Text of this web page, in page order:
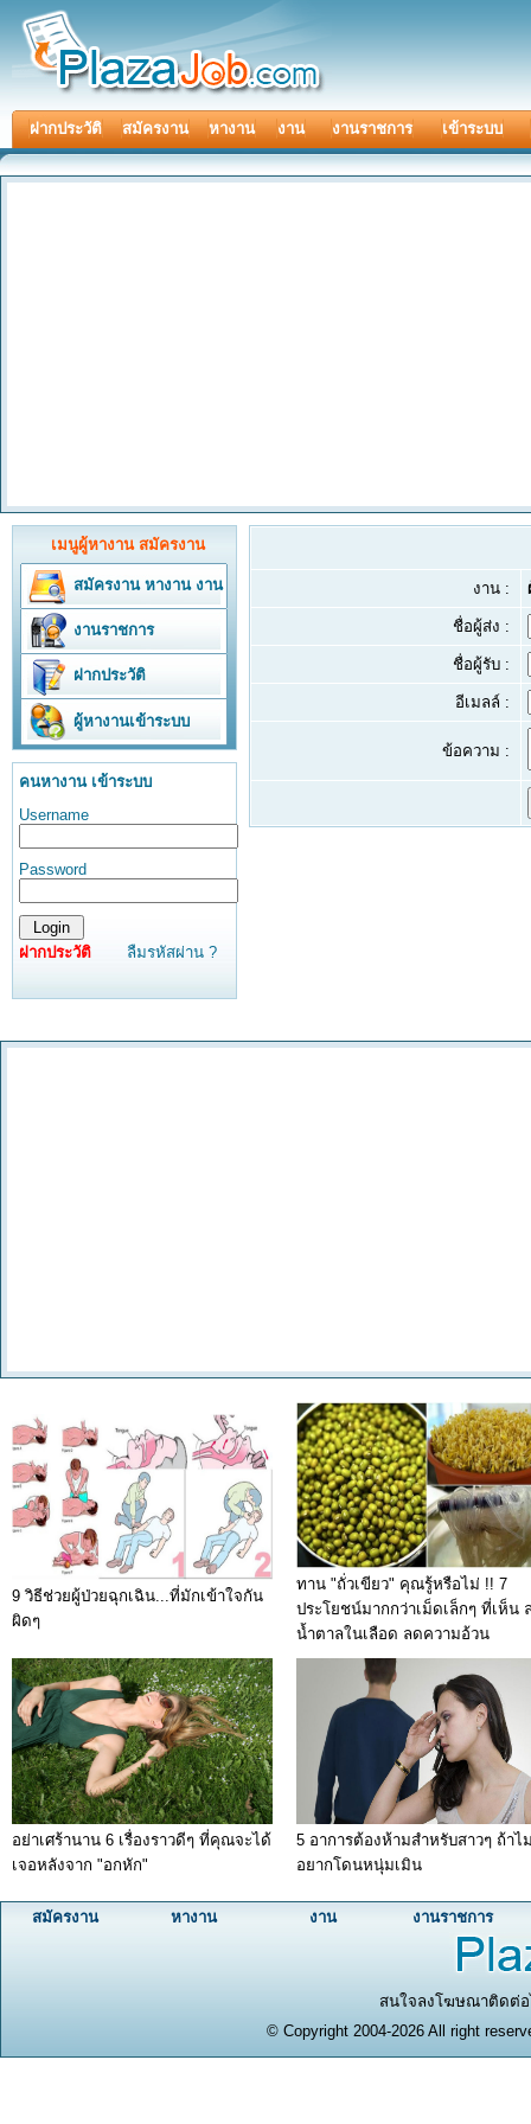
ฝากประวัติ สมัครงาน หางาน งาน งานราชการ เข้าระบบ
งาน :
ชื่อผู้ส่ง :
ชื่อผู้รับ :
อีเมลล์ :
ข้อความ :
เมนูผู้หางาน สมัครงาน
สมัครงาน หางาน งาน
งานราชการ
ฝากประวัติ
ผู้หางานเข้าระบบ
คนหางาน เข้าระบบ
Username
Password
ฝากประวัติ ลืมรหัสผ่าน ?
9 วิธีช่วยผู้ป่วยฉุกเฉิน...ที่มักเข้าใจกัน
ผิดๆ
ทาน "ถั่วเขียว" คุณรู้หรือไม่ !! 7
ประโยชน์มากกว่าเม็ดเล็กๆ ที่เห็น
น้ำตาลในเลือด ลดความอ้วน
อย่าเศร้านาน 6 เรื่องราวดีๆ ที่คุณจะได้
เจอหลังจาก "อกหัก"
5 อาการต้องห้ามสำหรับสาวๆ ถ้าไ
อยากโดนหนุ่มเมิน
สมัครงาน หางาน งาน งานราชการ
สนใจลงโฆษณาติดต่อ
© Copyright 2004-2026 All right